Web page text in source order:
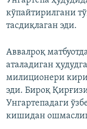
кўпайтирилгани
тасдиқлаган эди.
Аввалроқ
аталадиган
милиционери
эди. Бироқ
Унгартепадаги
кишидан